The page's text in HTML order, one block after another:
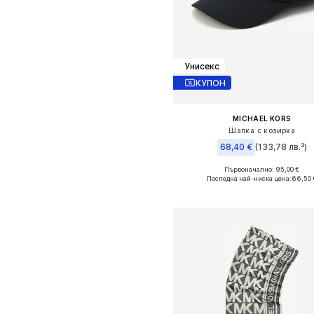
Унисекс
КУПОН
MICHAEL KORS
Шапка с козирка
68,40 € (133,78 лв.³)
Налични размери: One Size
Първоначално: 95,00 €
Последна най-ниска цена:66,50